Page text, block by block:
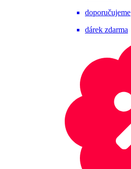
doporučujeme
dárek zdarma